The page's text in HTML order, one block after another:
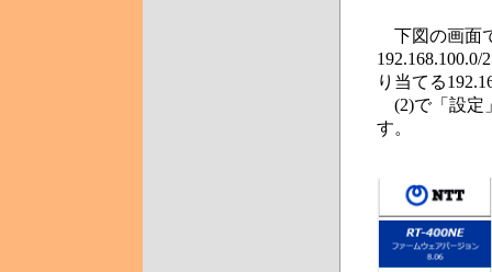
下図の画面
り当てる
(2)で「設定
す。